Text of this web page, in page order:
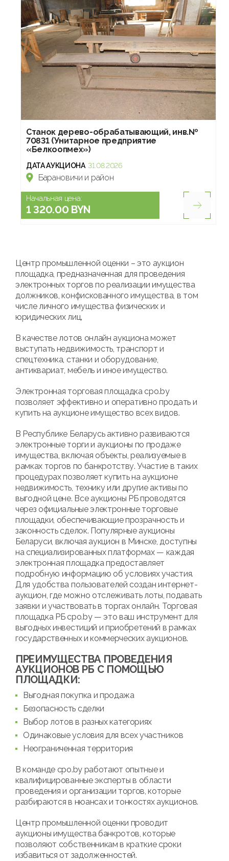
Станок дерево-обрабатывающий, инв.№
70831 (Унитарное предприятие
«Белкоопмех»)
ДАТА АУКЦИОНА 31.08.2026
Барановичи и район
Начальная цена:
1 320.00 BYN
Центр промышленной оценки – это аукцион
площадка, предназначенная для проведения
электронных торгов по реализации имущества
должников, конфискованного имущества, в том
числе личного имущества физических и
юридических лиц.
В качестве лотов онлайн аукциона может
выступать недвижимость, транспорт и
спецтехника, станки и оборудование,
антиквариат, мебель и иное имущество.
Электронная торговая площадка cpo.by
позволяет эффективно и оперативно продать и
купить на аукционе имущество всех видов.
В Республике Беларусь активно развиваются
электронные торги и аукционы по продаже
имущества, включая объекты, реализуемые в
рамках торгов по банкротству. Участие в таких
процедурах позволяет купить на аукционе
недвижимость, технику или другие активы по
выгодной цене. Все аукционы РБ проводятся
через официальные электронные торговые
площадки, обеспечивающие прозрачность и
законность сделок. Популярные аукционы
Беларуси, включая аукцион в Минске, доступны
на специализированных платформах — каждая
электронная площадка предоставляет
подробную информацию об условиях участия.
Для удобства пользователей создан интернет-
аукцион, где можно отслеживать лоты, подавать
заявки и участвовать в торгах онлайн. Торговая
площадка РБ cpo.by — это ваш инструмент для
выгодных инвестиций и приобретений в рамках
государственных и коммерческих аукционов.
ПРЕИМУЩЕСТВА ПРОВЕДЕНИЯ
АУКЦИОНОВ РБ С ПОМОЩЬЮ
ПЛОЩАДКИ:
Выгодная покупка и продажа
Безопасность сделки
Выбор лотов в разных категориях
Одинаковые условия для всех участников
Неограниченная территория
В команде cpo.by работают опытные и
квалифицированные эксперты в области
проведения и организации торгов, которые
разбираются в нюансах и тонкостях аукционов.
Центр промышленной оценки проводит
аукционы имущества банкротов, которые
позволяют собственникам в краткие сроки
избавиться от задолженностей.